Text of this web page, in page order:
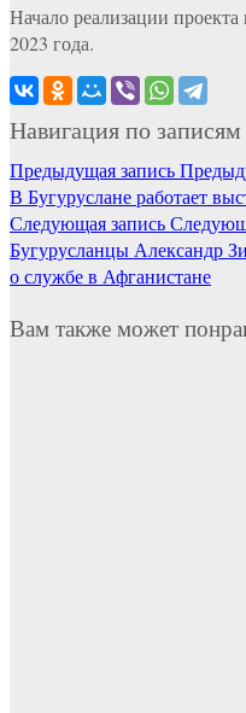
Начало реализации
2023 года.
Навигация по записям
Предыдущая запись
В Бугуруслане работает
Следующая запись
Бугурусланцы Александр
о службе в Афганистане
Вам также может